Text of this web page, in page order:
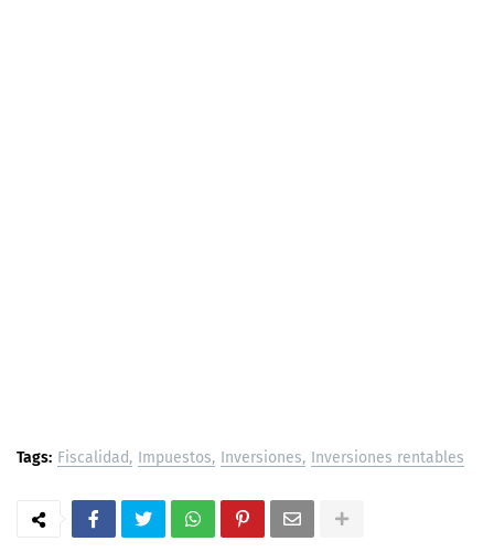
Tags: Fiscalidad Impuestos Inversiones Inversiones rentables